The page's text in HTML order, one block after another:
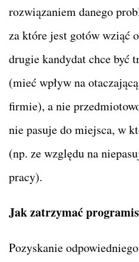
rozwiązaniem danego
za które jest gotów wziąć
drugie kandydat chce być
(mieć wpływ na
firmie), a nie
nie pasuje do miejsca, w
(np. ze względu na
pracy).
Jak zatrzymać
Pozyskanie